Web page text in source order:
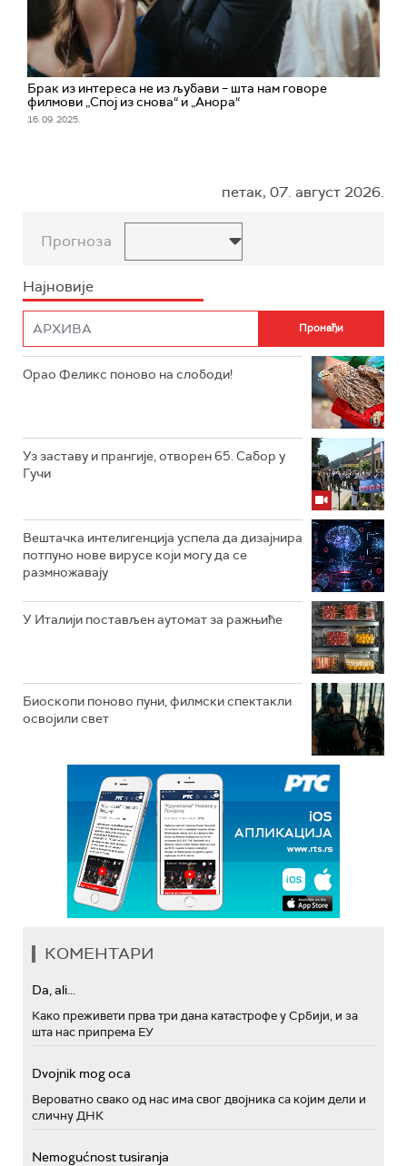
Брак из интереса не из љубави – шта нам говоре
филмови „Спој из снова“ и „Анора“
16. 09. 2025.
петак, 07. август 2026.
Прогноза
Најновије
Орао Феликс поново на слободи!
Уз заставу и прангије, отворен 65. Сабор у
Гучи
Вештачка интелигенција успела да дизајнира
потпуно нове вирусе који могу да се
размножавају
У Италији постављен аутомат за ражњиће
Биоскопи поново пуни, филмски спектакли
освојили свет
КОМЕНТАРИ
Da, ali...
Како преживети прва три дана катастрофе у Србији, и за
шта нас припрема ЕУ
Dvojnik mog oca
Вероватно свако од нас има свог двојника са којим дели и
сличну ДНК
Nemogućnost tusiranja